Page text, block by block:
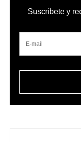
Suscríbete y